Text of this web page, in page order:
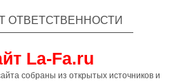
ОТВЕТСТВЕННОСТИ
La-Fa.ru
собраны из открытых источников и